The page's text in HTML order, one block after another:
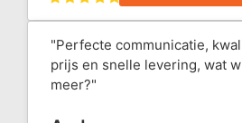
"Perfecte communicatie,
prijs en snelle levering, wat
meer?"